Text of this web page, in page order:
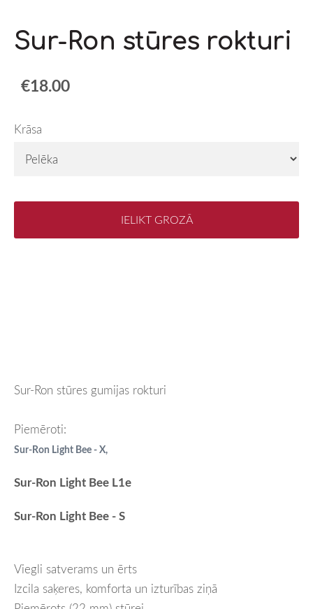
Sur-Ron stūres rokturi
€18.00
Krāsa
IELIKT GROZĀ
Sur-Ron stūres gumijas rokturi
Piemēroti:
Sur-Ron Light Bee - X,
Sur-Ron Light Bee L1e
Sur-Ron Light Bee - S
Viegli satverams un ērts
Izcila saķeres, komforta un izturības ziņā